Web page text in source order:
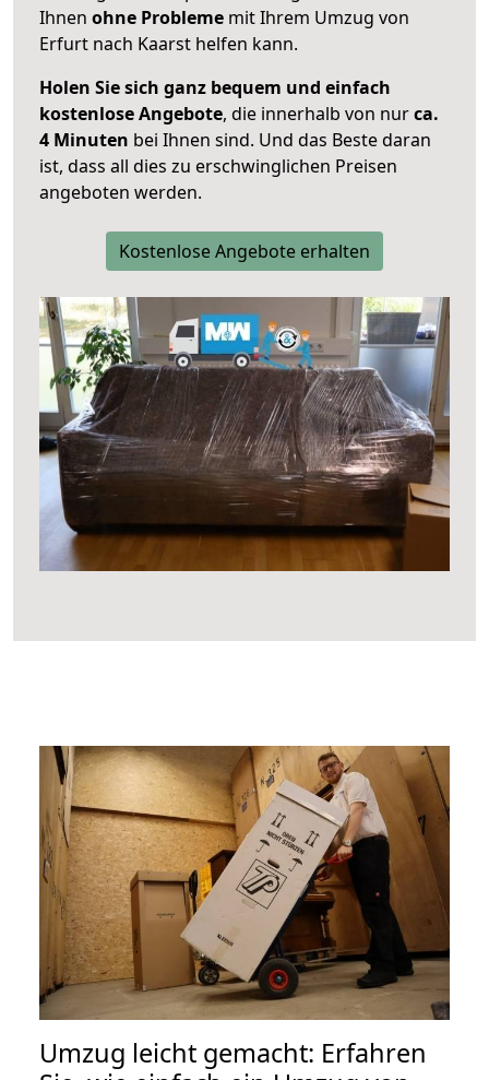
Ihnen ohne Probleme mit Ihrem Umzug von
Erfurt nach Kaarst helfen kann.
Holen Sie sich ganz bequem und einfach
kostenlose Angebote, die innerhalb von nurca.
4 Minuten bei Ihnen sind. Und das Beste daran
ist, dass all dies zu erschwinglichen Preisen
angeboten werden.
Kostenlose Angebote erhalten
Umzug leicht gemacht: Erfahren